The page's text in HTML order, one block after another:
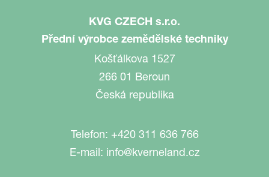
KVG CZECH s.r.o.
Přední výrobce zemědělské techniky
Košťálkova 1527
266 01 Beroun
Česká republika
Telefon: +420 311 636 766
E-mail: info@kverneland.cz